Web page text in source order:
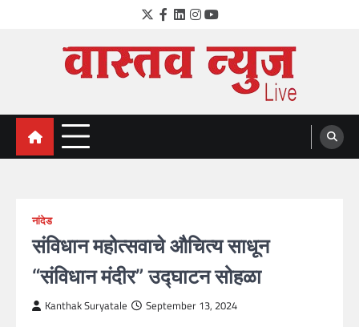
Twitter
Facebook
LinkedIn
Instagram
YouTube
VastavNEWSLive.com
a leading NEWS portal of Maharahstra
नांदेड
संविधान महोत्सवाचे औचित्य साधून
“संविधान मंदीर” उद्घाटन सोहळा
Kanthak Suryatale September 13, 2024